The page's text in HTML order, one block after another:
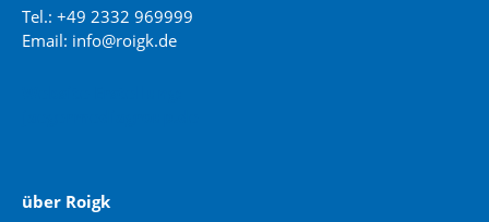
Tel.: +49 2332 969999
Email: info@roigk.de
über Roigk